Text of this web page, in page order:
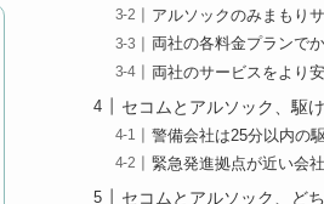
アルソックのみまもり
両社の各料金プランで
両社のサービスをより
セコムとアルソック、駆
警備会社は25分以内の
緊急発進拠点が近い会
セコムとアルソック、ど